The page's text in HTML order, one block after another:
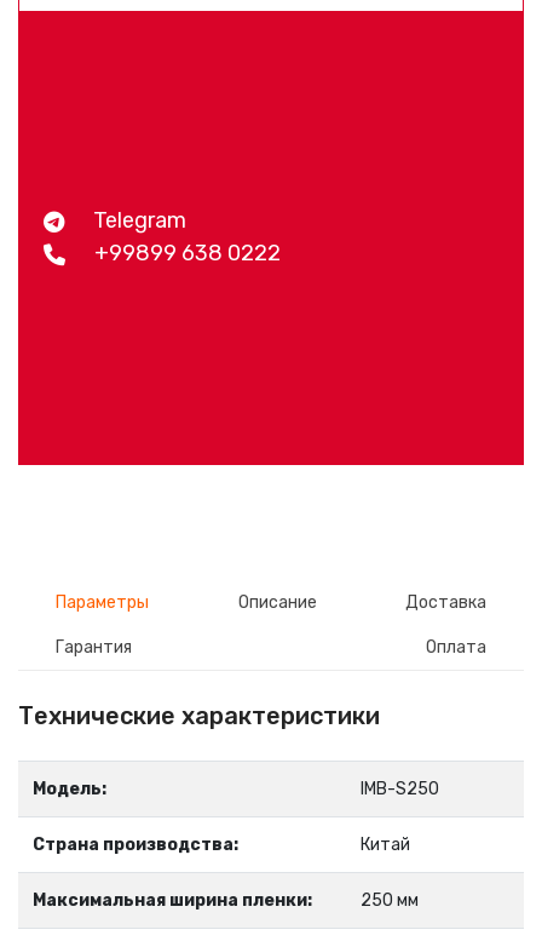
Telegram
+99899 638 0222
Параметры Описание Доставка
Гарантия Оплата
Технические характеристики
Модель: IMB-S250
Страна производства: Китай
Максимальная ширина пленки: 250 мм